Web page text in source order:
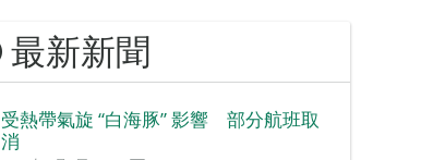
最新新聞
受熱帶氣旋 “白海豚” 影響 部分航班取
消